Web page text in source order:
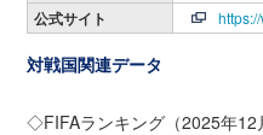
公式サイト
対戦国関連データ
◇FIFAランキング（2025年12